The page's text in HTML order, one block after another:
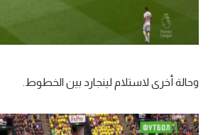
وحالة أخرى لاستلام لينجارد بين الخطوط.